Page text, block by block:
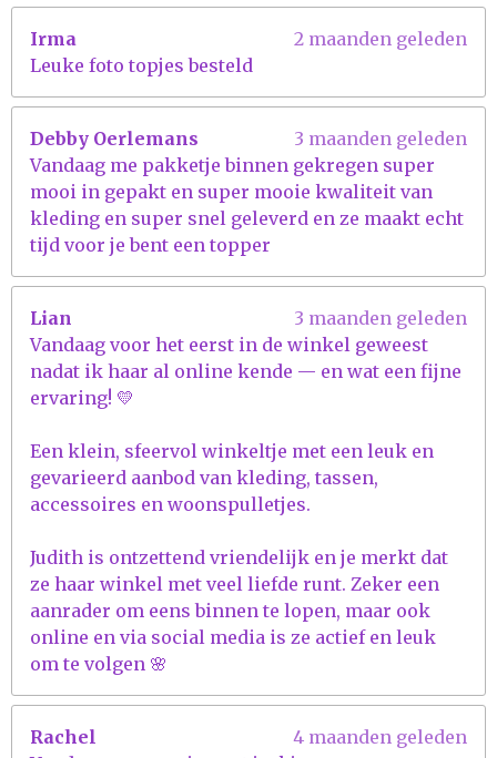
Irma
2 maanden geleden
Leuke foto topjes besteld
Debby Oerlemans
3 maanden geleden
Vandaag me pakketje binnen gekregen super
mooi in gepakt en super mooie kwaliteit van
kleding en super snel geleverd en ze maakt echt
tijd voor je bent een topper
Lian
3 maanden geleden
Vandaag voor het eerst in de winkel geweest
nadat ik haar al online kende — en wat een fijne
ervaring! 💛
Een klein, sfeervol winkeltje met een leuk en
gevarieerd aanbod van kleding, tassen,
accessoires en woonspulletjes.
Judith is ontzettend vriendelijk en je merkt dat
ze haar winkel met veel liefde runt. Zeker een
aanrader om eens binnen te lopen, maar ook
online en via social media is ze actief en leuk
om te volgen 🌸
Rachel
4 maanden geleden